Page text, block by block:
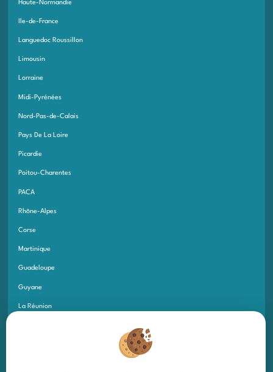
Haute-Normandie
Ile-de-France
Languedoc Roussillon
Limousin
Lorraine
Midi-Pyrénées
Nord-Pas-de-Calais
Pays De La Loire
Picardie
Poitou-Charentes
PACA
Rhône-Alpes
Corse
Martinique
Guadeloupe
Guyane
La Réunion